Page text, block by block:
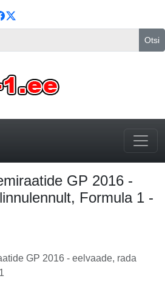
Otsi
GP 2016 -
Formula 1 -
GP 2016 - eelvaade, rada